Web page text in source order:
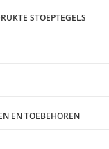
STOEPTEGELS
EN TOEBEHOREN